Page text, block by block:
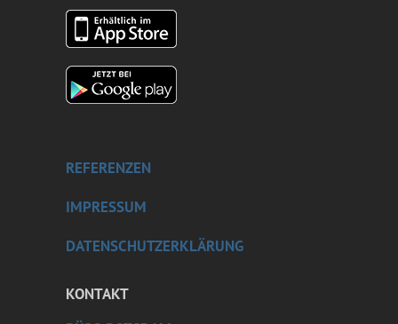
REFERENZEN
IMPRESSUM
DATENSCHUTZERKLÄRUNG
KONTAKT